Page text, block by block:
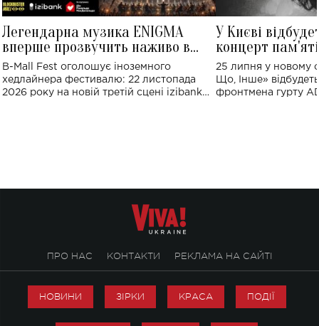
Легендарна музика ENIGMA
вперше прозвучить наживо в
Україні: де відбудеться концерт
B-Mall Fest оголошує іноземного
хедлайнера фестивалю: 22 листопада
2026 року на новій третій сцені izibank
У Києві
концерт
Клименка:
виконають
25 липня у новому
Що, Інше»
фронтмена гурту
ПРО НАС КОНТАКТИ РЕКЛАМА НА САЙТІ
НОВИНИ ЗІРКИ КРАСА ПОДІЇ